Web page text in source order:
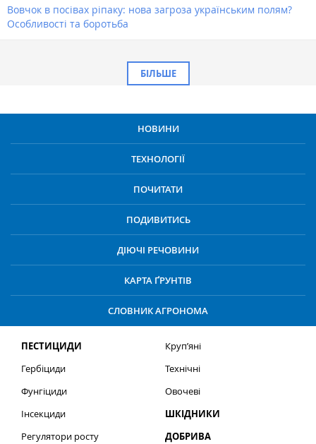
Вовчок в посівах ріпаку: нова загроза українським полям?
Особливості та боротьба
БІЛЬШЕ
НОВИНИ
ТЕХНОЛОГІЇ
ПОЧИТАТИ
ПОДИВИТИСЬ
ДІЮЧІ РЕЧОВИНИ
КАРТА ҐРУНТІВ
СЛОВНИК АГРОНОМА
ПЕСТИЦИДИ
Гербіциди
Фунгіциди
Інсекциди
Регулятори росту
Круп’яні
Технічні
Овочеві
ШКІДНИКИ
ДОБРИВА